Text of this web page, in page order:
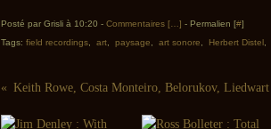
Posté par Grisli à 10:20 - Commentaires [ ] - Permalien [#]
Tags: field recordings art paysage art sonore Herbert Distel